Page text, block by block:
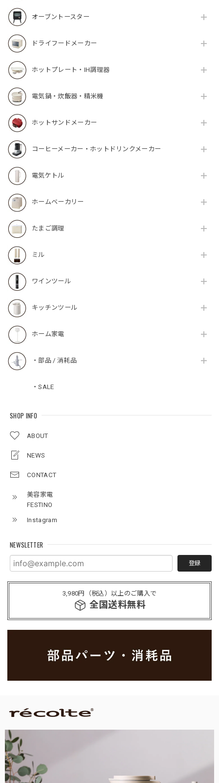
オーブントースター
ドライフードメーカー
ホットプレート・IH調理器
電気鍋・炊飯器・精米機
ホットサンドメーカー
コーヒーメーカー・ホットドリンクメーカー
電気ケトル
ホームベーカリー
たまご調理
ミル
ワインツール
キッチンツール
ホーム家電
・部品 / 消耗品
・SALE
SHOP INFO
ABOUT
NEWS
CONTACT
美容家電
FESTINO
Instagram
NEWSLETTER
登録
3,980円（税込）以上のご購入で
全国送料無料